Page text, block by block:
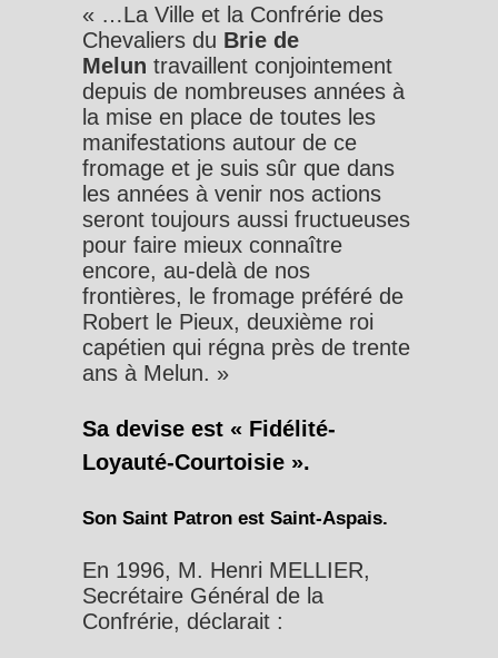
« …La Ville et la Confrérie des
Chevaliers du Brie de
Melun travaillent conjointement
depuis de nombreuses années à
la mise en place de toutes les
manifestations autour de ce
fromage et je suis sûr que dans
les années à venir nos actions
seront toujours aussi fructueuses
pour faire mieux connaître
encore, au-delà de nos
frontières, le fromage préféré de
Robert le Pieux, deuxième roi
capétien qui régna près de trente
ans à Melun. »
Sa devise est « Fidélité-
Loyauté-Courtoisie ».
Son Saint Patron est Saint-Aspais.
En 1996, M. Henri MELLIER,
Secrétaire Général de la
Confrérie, déclarait :